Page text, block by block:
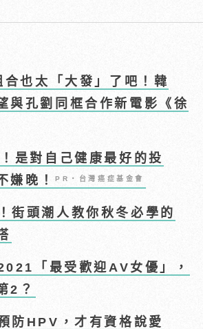
也太「大發」了吧！韓
與孔劉同框合作新電影《徐
是對自己健康最好的投
嫌晚！PR・台灣癌症基金會
街頭潮人教你秋冬必學的
「最受歡迎AV女優」，
2？
防HPV，才有資格說愛